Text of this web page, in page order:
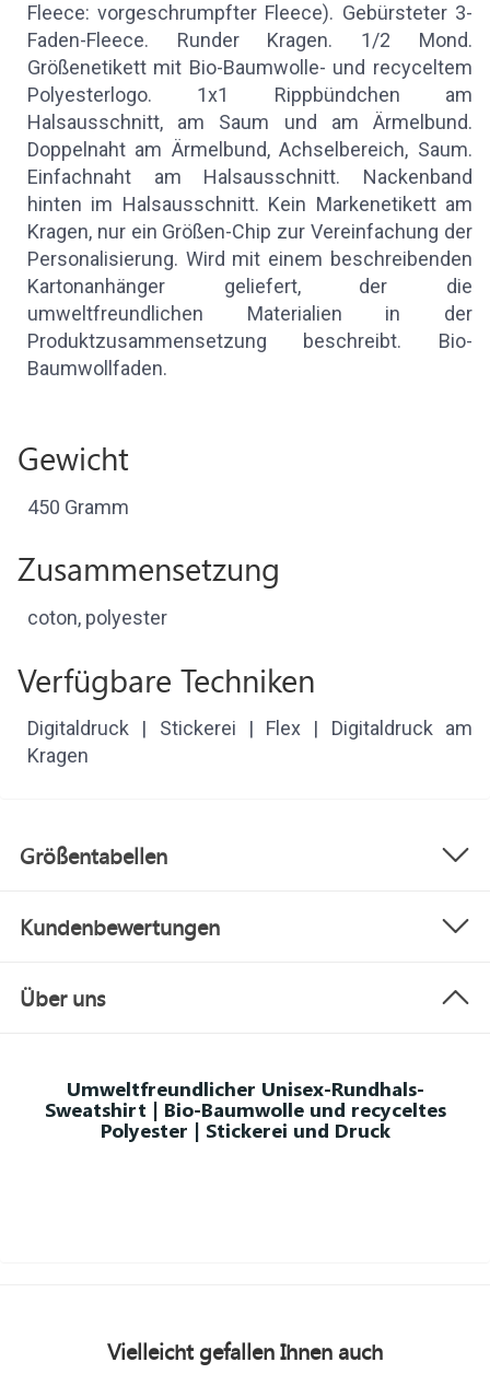
Fleece: vorgeschrumpfter Fleece). Gebürsteter 3-
Faden-Fleece. Runder Kragen. 1/2 Mond.
Größenetikett mit Bio-Baumwolle- und recyceltem
Polyesterlogo. 1x1 Rippbündchen am
Halsausschnitt, am Saum und am Ärmelbund.
Doppelnaht am Ärmelbund, Achselbereich, Saum.
Einfachnaht am Halsausschnitt. Nackenband
hinten im Halsausschnitt. Kein Markenetikett am
Kragen, nur ein Größen-Chip zur Vereinfachung der
Personalisierung. Wird mit einem beschreibenden
Kartonanhänger geliefert, der die
umweltfreundlichen Materialien in der
Produktzusammensetzung beschreibt. Bio-
Baumwollfaden.
Gewicht
450 Gramm
Zusammensetzung
coton, polyester
Verfügbare Techniken
Digitaldruck | Stickerei | Flex | Digitaldruck am
Kragen
Größentabellen
Kundenbewertungen
Über uns
Umweltfreundlicher Unisex-Rundhals-
Sweatshirt | Bio-Baumwolle und recyceltes
Polyester | Stickerei und Druck
Vielleicht gefallen Ihnen auch